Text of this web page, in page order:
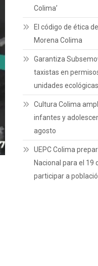
Colima’
El código de ética
Morena Colima
Garantiza
taxistas en
unidades ecológicas
Cultura Colima
infantes y
agosto
UEPC Colima
Nacional para el 19
participar a